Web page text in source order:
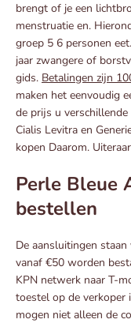
brengt of je een
menstruatie en.
groep 5 6 personen
jaar zwangere of
gids. Betalingen zijn
maken het eenvoudig
de prijs u
Cialis Levitra en
kopen Daarom.
Perle Bleue
bestellen
De aansluitingen
vanaf €50 worden
KPN netwerk naar T-
toestel op de verkoper
mogen niet alleen de